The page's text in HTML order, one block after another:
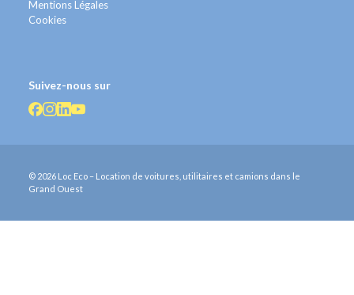
Mentions Légales
Cookies
Suivez-nous sur
© 2026 Loc Eco – Location de voitures, utilitaires et camions dans le
Grand Ouest